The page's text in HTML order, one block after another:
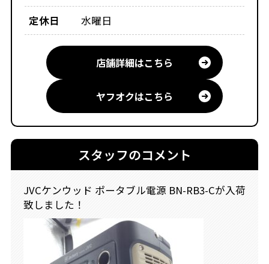
定休日
水曜日
店舗詳細はこちら
ヤフオクはこちら
スタッフのコメント
JVCケンウッド ポータブル電源 BN-RB3-Cが入荷
致しました！